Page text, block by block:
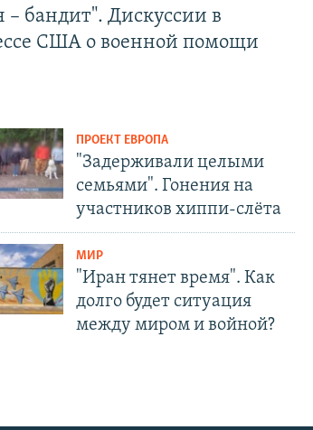
– бандит". Дискуссии в
США о военной помощи
ПРОЕКТ ЕВРОПА
"Задерживали целыми
семьями". Гонения на
участников хиппи-слёта
МИР
"Иран тянет время". Как
долго будет ситуация
между миром и войной?